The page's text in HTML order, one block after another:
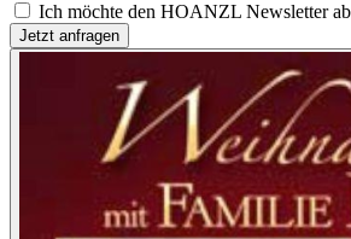
Ich möchte den HOANZL Newsletter